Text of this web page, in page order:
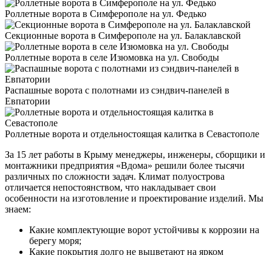
Роллетные ворота в Симферополе на ул. Федько
Секционные ворота в Симферополе на ул. Балаклавской
Роллетные ворота в селе Изюмовка на ул. Свободы
Распашные ворота с полотнами из сэндвич-панелей в
Евпатории
Роллетные ворота и отдельностоящая калитка в Севастополе
За 15 лет работы в Крыму менеджеры, инженеры, сборщики и
монтажники предприятия «Вдома» решили более тысячи
различных по сложности задач. Климат полуострова
отличается непостоянством, что накладывает свои
особенности на изготовление и проектирование изделий. Мы
знаем:
Какие комплектующие ворот устойчивы к коррозии на
берегу моря;
Какие покрытия долго не выцветают на ярком